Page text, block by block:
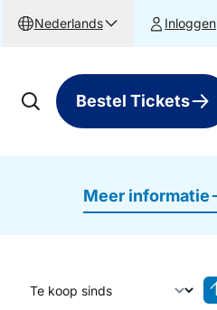
Nederlands Inloggen
Bestel Tickets
Meer informatie
Sorteer op